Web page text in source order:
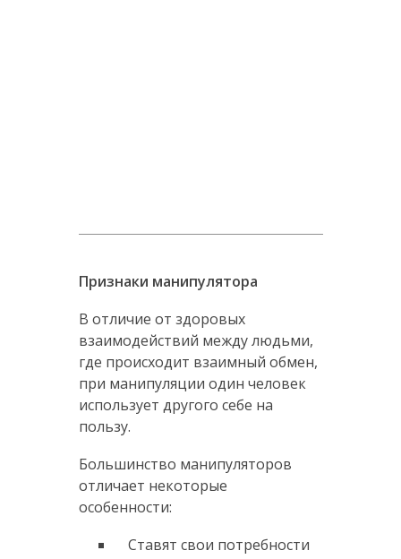
Признаки манипулятора
В отличие от здоровых
взаимодействий между людьми,
где происходит взаимный обмен,
при манипуляции один человек
использует другого себе на
пользу.
Большинство манипуляторов
отличает некоторые
особенности:
Ставят свои потребности